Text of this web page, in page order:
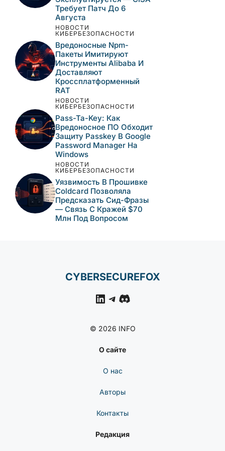
НОВОСТИ
КИБЕРБЕЗОПАСНОСТИ
Уязвимость Обхода
Аутентификации В N-
Able N-Central Активно
Эксплуатируется —
CISA Требует Патч До 6
Августа
НОВОСТИ
КИБЕРБЕЗОПАСНОСТИ
Вредоносные Npm-
Пакеты Имитируют
Инструменты Alibaba И
Доставляют
Кроссплатформенный
RAT
НОВОСТИ
КИБЕРБЕЗОПАСНОСТИ
Pass-Ta-Key: Как
Вредоносное ПО
Обходит Защиту
Passkey В Google
Password Manager На
Windows
НОВОСТИ
Млн Под Вопросом
LinkedIn
Telegram
Discord
© 2026 INFO
О сайте
О нас